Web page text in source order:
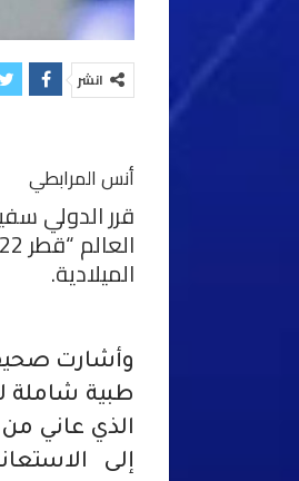
انشر
أنس المرابطي
قرر الدولي
الميلادية.
وأشارت
طبية شاملة
الذي عاني
إلى